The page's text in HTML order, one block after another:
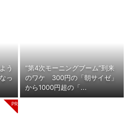
う
っ
“第4次モーニングブーム”到来
のワケ 300円の「朝サイゼ」
から1000円超の「...